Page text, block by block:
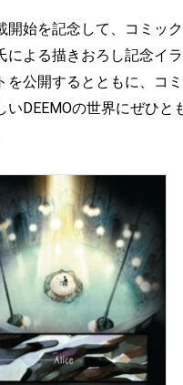
開始を記念して、コミッ
による描きおろし記念イ
を公開するとともに、コ
いDEEMOの世界にぜひと